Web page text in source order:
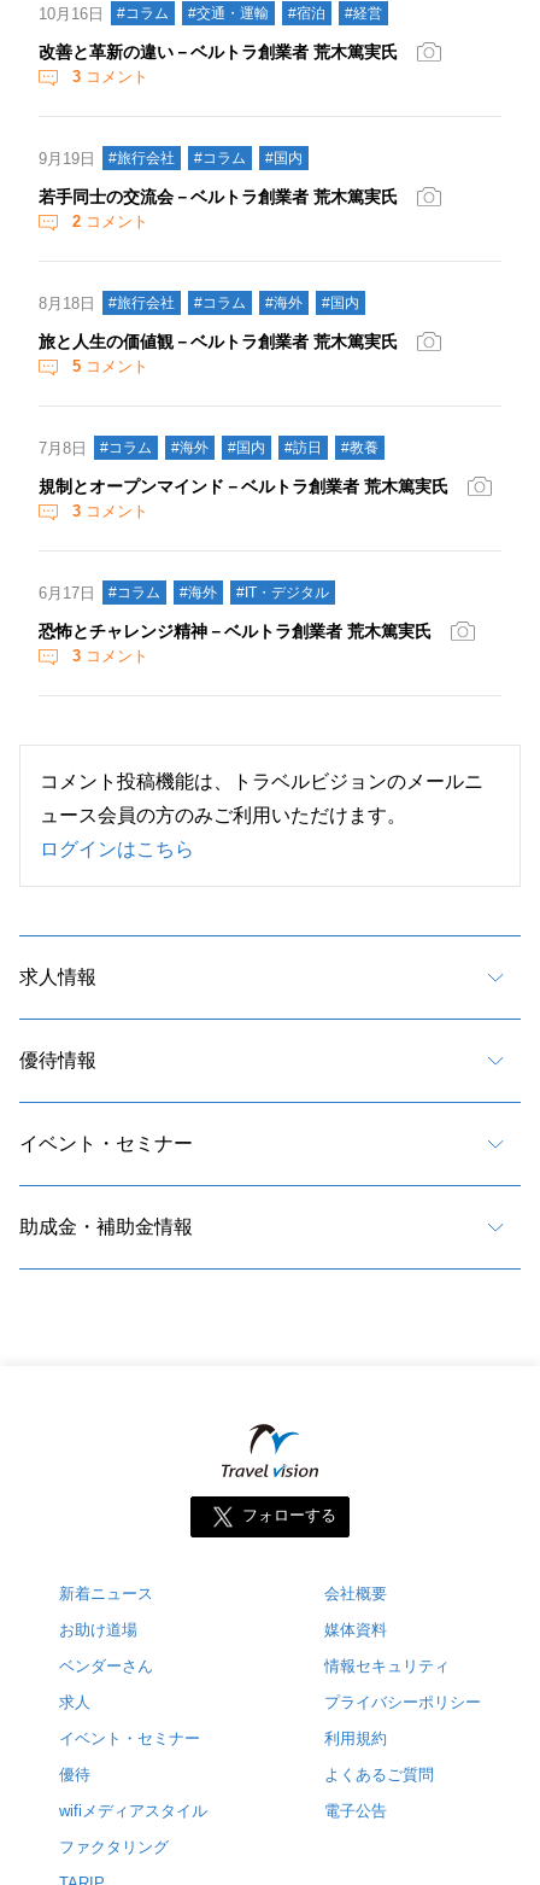
10月16日 #コラム #交通・運輸 #宿泊 #経営
改善と革新の違い－ベルトラ創業者 荒木篤実氏
3 コメント
9月19日 #旅行会社 #コラム #国内
若手同士の交流会－ベルトラ創業者 荒木篤実氏
2 コメント
8月18日 #旅行会社 #コラム #海外 #国内
旅と人生の価値観－ベルトラ創業者 荒木篤実氏
5 コメント
7月8日 #コラム #海外 #国内 #訪日 #教養
規制とオープンマインド－ベルトラ創業者 荒木篤実氏
3 コメント
6月17日 #コラム #海外 #IT・デジタル
恐怖とチャレンジ精神－ベルトラ創業者 荒木篤実氏
3 コメント
コメント投稿機能は、トラベルビジョンのメールニ
ュース会員の方のみご利用いただけます。
ログインはこちら
求人情報
優待情報
イベント・セミナー
助成金・補助金情報
フォローする
新着ニュース
お助け道場
ベンダーさん
求人
イベント・セミナー
優待
wifiメディアスタイル
ファクタリング
会社概要
媒体資料
情報セキュリティ
プライバシーポリシー
利用規約
よくあるご質問
電子公告